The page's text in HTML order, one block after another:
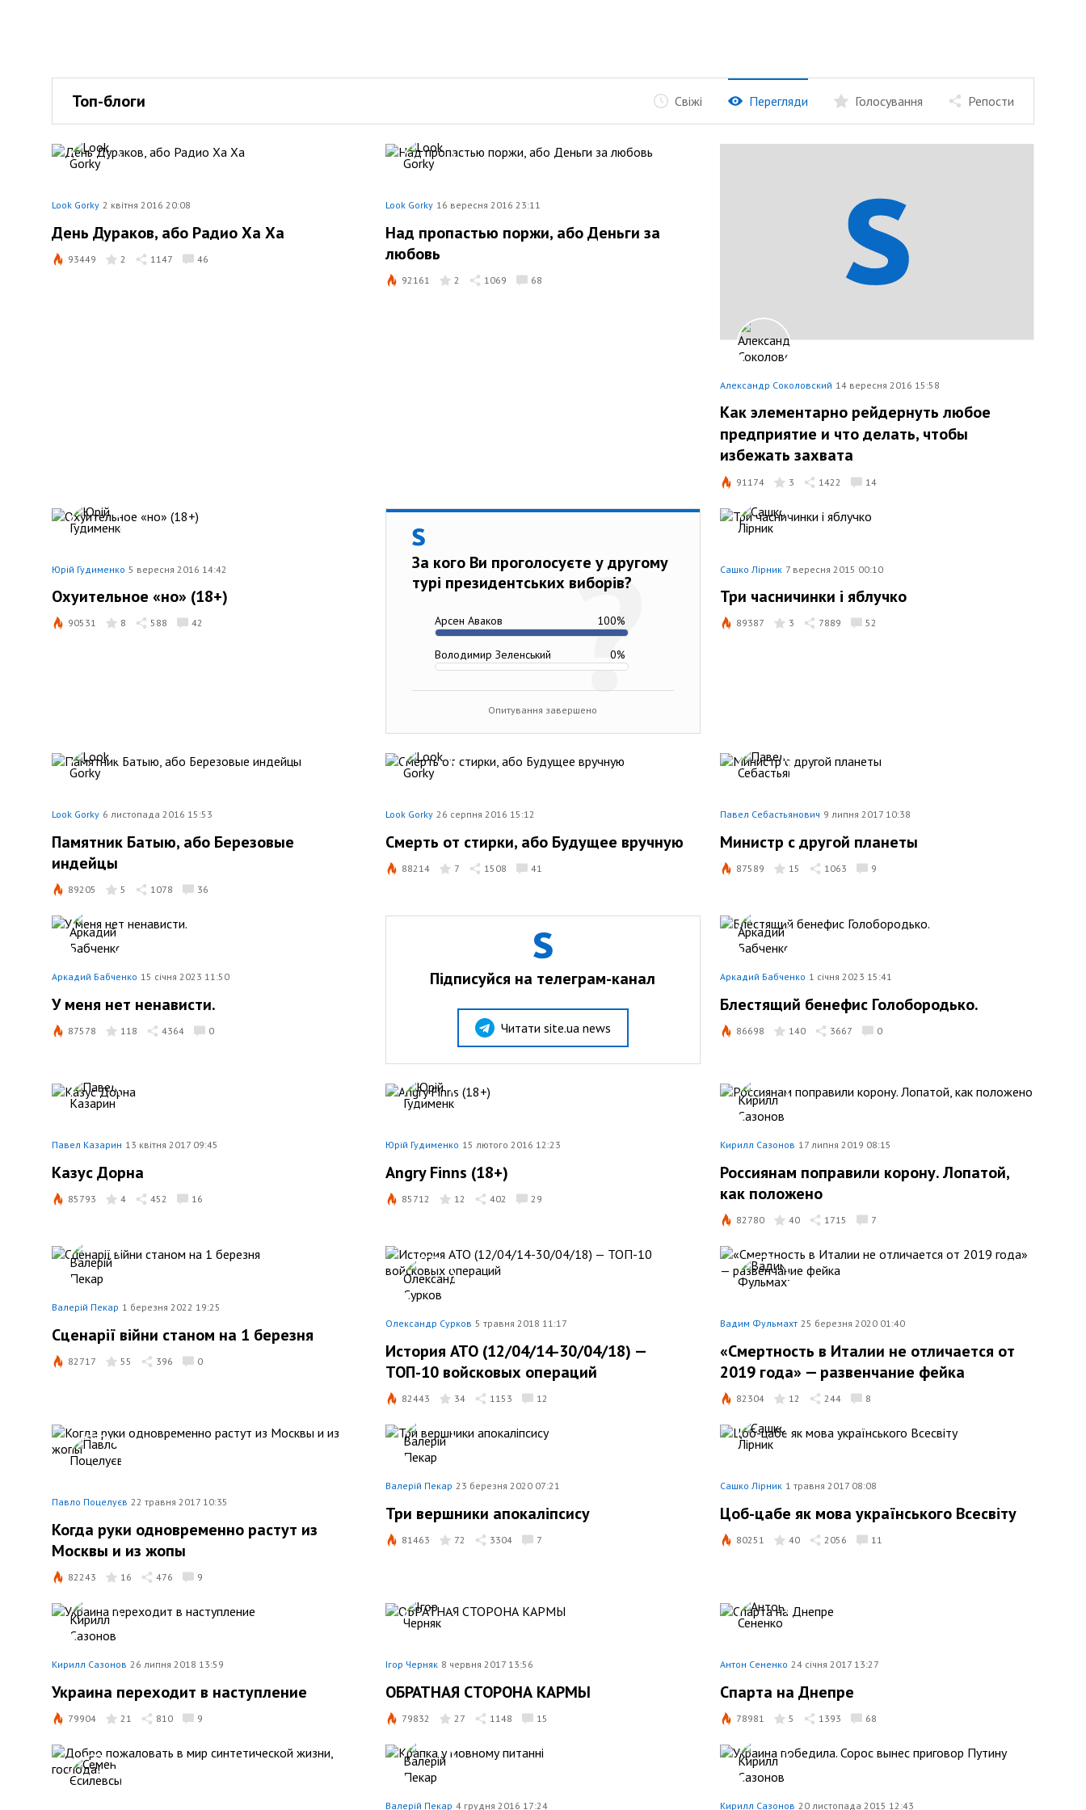
Топ-блоги Свіжі Перегляди Голосування Репости
Look Gorky 2 квітня 2016 20:08
День Дураков, або Радио Ха Ха
93449 2 1147 46
Look Gorky 16 вересня 2016 23:11
Над пропастью поржи, або Деньги за
любовь
92161 2 1069 68
Александр Соколовский 14 вересня 2016 15:58
Как элементарно рейдернуть любое
предприятие и что делать, чтобы
избежать захвата
91174 3 1422 14
Юрій Гудименко 5 вересня 2016 14:42
Охуительное «но» (18+)
90531 8 588 42
За кого Ви проголосуєте у другому
турі президентських виборів?
Арсен Аваков 100%
Володимир Зеленський 0%
Опитування завершено
Сашко Лірник 7 вересня 2015 00:10
Три часничинки і яблучко
89387 3 7889 52
Look Gorky 6 листопада 2016 15:53
Памятник Батыю, або Березовые
индейцы
89205 5 1078 36
Look Gorky 26 серпня 2016 15:12
Смерть от стирки, або Будущее вручную
88214 7 1508 41
Павел Себастьянович 9 липня 2017 10:38
Министр с другой планеты
87589 15 1063 9
Аркадий Бабченко 15 січня 2023 11:50
У меня нет ненависти.
87578 118 4364 0
Підписуйся на телеграм-канал
Читати site.ua news
Аркадий Бабченко 1 січня 2023 15:41
Блестящий бенефис Голобородько.
86698 140 3667 0
Павел Казарин 13 квітня 2017 09:45
Казус Дорна
85793 4 452 16
Юрій Гудименко 15 лютого 2016 12:23
Angry Finns (18+)
85712 12 402 29
Кирилл Сазонов 17 липня 2019 08:15
Россиянам поправили корону. Лопатой,
как положено
82780 40 1715 7
Валерій Пекар 1 березня 2022 19:25
Сценарії війни станом на 1 березня
82717 55 396 0
Олександр Сурков 5 травня 2018 11:17
История АТО (12/04/14-30/04/18) —
ТОП-10 войсковых операций
82443 34 1153 12
Вадим Фульмахт 25 березня 2020 01:40
«Смертность в Италии не отличается от
2019 года» — развенчание фейка
82304 12 244 8
Павло Поцелуєв 22 травня 2017 10:35
Когда руки одновременно растут из
Москвы и из жопы
82243 16 476 9
Валерій Пекар 23 березня 2020 07:21
Три вершники апокаліпсису
81463 72 3304 7
Сашко Лірник 1 травня 2017 08:08
Цоб-цабе як мова українського Всесвіту
80251 40 2056 11
Кирилл Сазонов 26 липня 2018 13:59
Украина переходит в наступление
79904 21 810 9
Ігор Черняк 8 червня 2017 13:56
ОБРАТНАЯ СТОРОНА КАРМЫ
79832 27 1148 15
Антон Сененко 24 січня 2017 13:27
Спарта на Днепре
78981 5 1393 68
Валерій Пекар 4 грудня 2016 17:24 Кирилл Сазонов 20 листопада 2015 12:43